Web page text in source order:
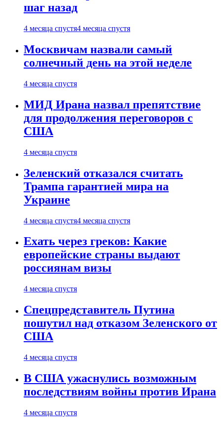
шаг назад
4 месяца спустя4 месяца спустя
Москвичам назвали самый
солнечный день на этой неделе
4 месяца спустя
МИД Ирана назвал препятствие
для продолжения переговоров с
США
4 месяца спустя
Зеленский отказался считать
Трампа гарантией мира на
Украине
4 месяца спустя4 месяца спустя
Ехать через греков: Какие
европейские страны выдают
россиянам визы
4 месяца спустя
Спецпредставитель Путина
пошутил над отказом Зеленского от
США
4 месяца спустя
В США ужаснулись возможным
последствиям войны против Ирана
4 месяца спустя